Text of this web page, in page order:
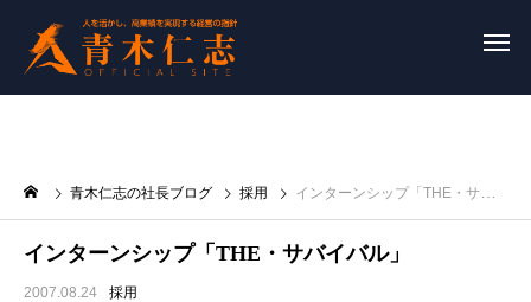
青木仁志の社長ブログ 採用 インターンシップ「THE・サバイバル」
インターンシップ「THE・サバイバル」
2007.08.24 採用